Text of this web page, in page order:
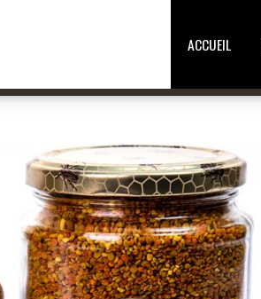
ACCUEIL